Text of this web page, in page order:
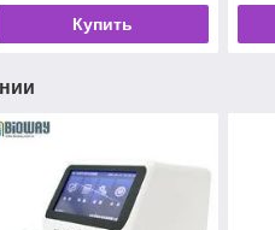
Купить